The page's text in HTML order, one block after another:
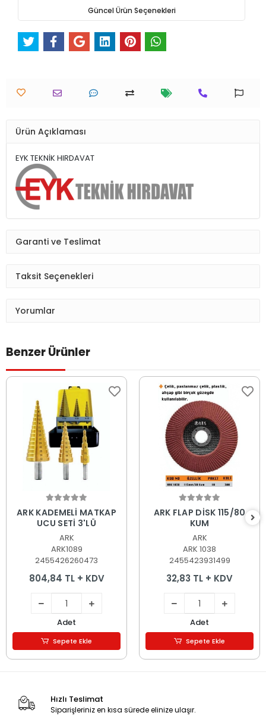
Güncel Ürün Seçenekleri
Ürün Açıklaması
EYK TEKNİK HIRDAVAT
Garanti ve Teslimat
Taksit Seçenekleri
Yorumlar
Benzer Ürünler
Sepete Ekle
ARK KADEMELİ MATKAP
UCU SETİ 3'LÜ
ARK
ARK1089
2455426260473
804,84 TL + KDV
Adet
Sepete Ekle
Sepete Ekle
ARK FLAP DİSK 115/80
KUM
ARK
ARK 1038
2455423931499
32,83 TL + KDV
Adet
Sepete Ekle
Hızlı Teslimat
Siparişleriniz en kısa sürede elinize ulaşır.